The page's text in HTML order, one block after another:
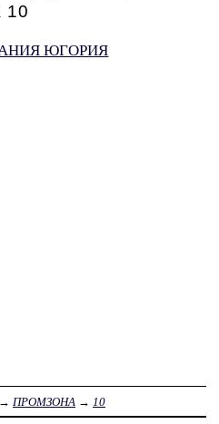
ЮГОРИЯ
ПРОМЗОНА → 10